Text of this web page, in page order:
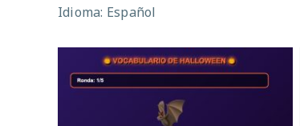
Idioma: Español